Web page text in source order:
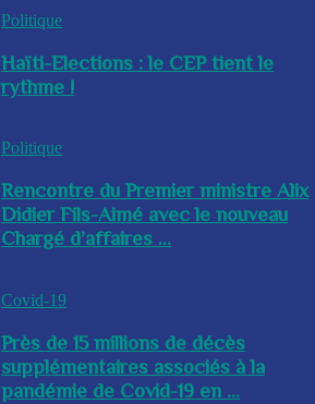
Politique
Haïti-Elections : le CEP tient le
rythme !
Politique
Rencontre du Premier ministre Alix
Didier Fils-Aimé avec le nouveau
Chargé d’affaires ...
Covid-19
Près de 15 millions de décès
supplémentaires associés à la
pandémie de Covid-19 en ...